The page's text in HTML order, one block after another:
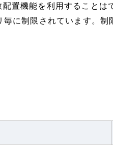
機能を利用することは
に制限されています。制